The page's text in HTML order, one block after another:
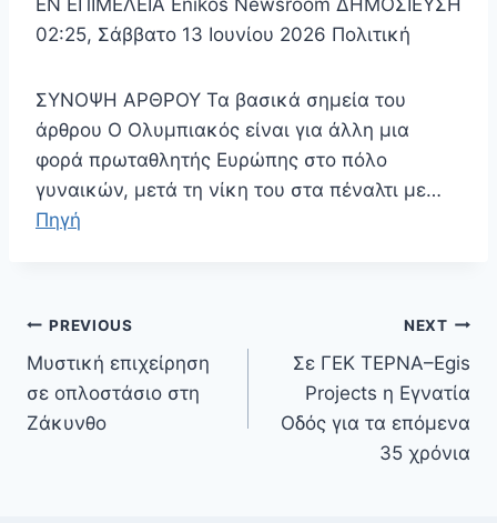
EN ΕΠΙΜΕΛΕΙΑ Enikos Newsroom ΔΗΜΟΣΙΕΥΣΗ
02:25, Σάββατο 13 Ιουνίου 2026 Πολιτική
ΣΥΝΟΨΗ ΑΡΘΡΟΥ Τα βασικά σημεία του
άρθρου Ο Ολυμπιακός είναι για άλλη μια
φορά πρωταθλητής Ευρώπης στο πόλο
γυναικών, μετά τη νίκη του στα πέναλτι με…
Πηγή
Πλοήγηση
άρθρων
PREVIOUS
Μυστική επιχείρηση
σε οπλοστάσιο στη
Ζάκυνθο
NEXT
Σε ΓΕΚ ΤΕΡΝΑ–Egis
Projects η Εγνατία
Οδός για τα επόμενα
35 χρόνια